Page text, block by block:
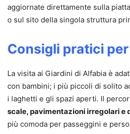
aggiornate direttamente sulla
o sul sito della singola struttura
Consigli pratici
La visita ai Giardini di Alfabia è
con bambini; i più piccoli di solito
i laghetti e gli spazi aperti. Il
scale, pavimentazioni irregolari e
più comoda per passeggini e